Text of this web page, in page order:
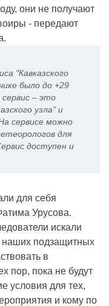
они не получают
- передают
"Кавказского
было до +29
– это
узла" и
сервисе можно
для
доступен и
для себя
Урусова.
искали
подзащитных
в
пор, пока не будут
условия для тех,
и кому по